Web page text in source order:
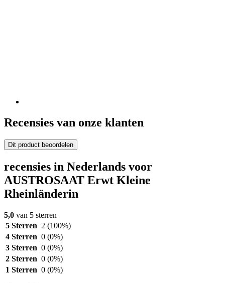
Recensies van onze klanten
Dit product beoordelen
recensies in Nederlands voor
AUSTROSAAT Erwt Kleine
Rheinländerin
5,0 van 5 sterren
5 Sterren 2 (100%)
4 Sterren 0 (0%)
3 Sterren 0 (0%)
2 Sterren 0 (0%)
1 Sterren 0 (0%)